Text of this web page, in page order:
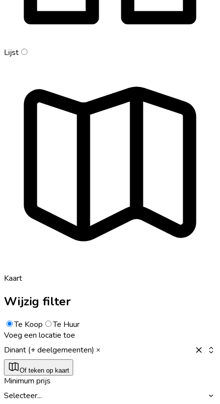
Lijst
Kaart
Wijzig filter
Te Koop
Te Huur
Voeg een locatie toe
Dinant (+ deelgemeenten)
Of teken op kaart
Minimum prijs
Selecteer...